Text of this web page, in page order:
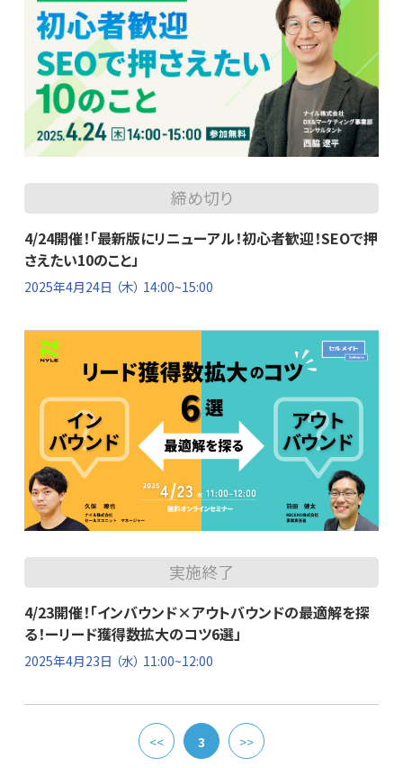
締め切り
4/24開催！「最新版にリニューアル！初心者歓迎！SEOで押
さえたい10のこと」
2025年4月24日 （木） 14:00~15:00
実施終了
4/23開催！「インバウンド×アウトバウンドの最適解を探
る！ーリード獲得数拡大のコツ6選」
2025年4月23日 （水） 11:00~12:00
<< 3 >>